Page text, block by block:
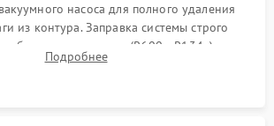
насоса для полного удаления
из контура. Заправка системы строго
объемом хладагента (R600a, R134a) по
Контроль рабочего давления в системе.
Подробнее